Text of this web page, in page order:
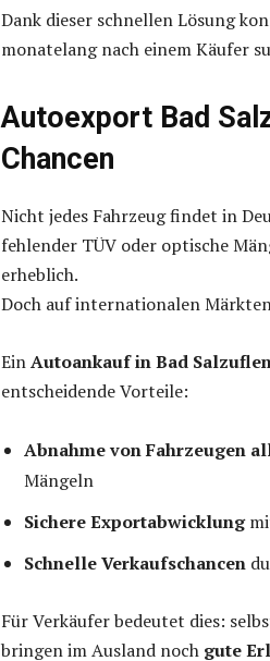
Dank dieser schnellen Lösung
monatelang nach einem Käufer
Autoexport Bad
Chancen
Nicht jedes Fahrzeug findet in
fehlender TÜV oder optische
erheblich.
Doch auf internationalen
EinAutoankauf in Bad
entscheidende Vorteile:
Abnahme von Fahrzeugen
Mängeln
Sichere Exportabwicklung
Schnelle Verkaufschancen
Für Verkäufer bedeutet dies:
bringen im Ausland noch gute